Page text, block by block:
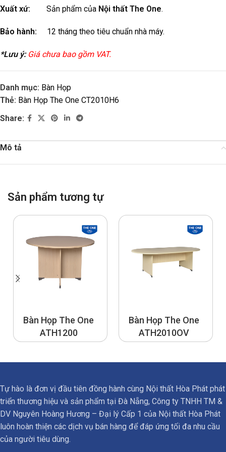
Xuất xứ: Sản phẩm của Nội thất The One.
Bảo hành: 12 tháng theo tiêu chuẩn nhà máy.
*Lưu ý: Giá chưa bao gồm VAT.
Danh mục: Bàn Họp
Thẻ: Bàn Họp The One CT2010H6
Share:
Mô tả
Sản phẩm tương tự
Bàn Họp The One
ATH1200
Bàn Họp The One
ATH2010OV
Tự hào là đơn vị đầu tiên đồng hành cùng Nội thất Hòa Phát phát
triển thương hiệu và sản phẩm tại Đà Nẵng, Công ty TNHH TM &
DV Nguyên Hoàng Hương – Đại lý Cấp 1 của Nội thất Hòa Phát
luôn hoàn thiện các dịch vụ bán hàng để đáp ứng tối đa nhu cầu
của người tiêu dùng.